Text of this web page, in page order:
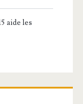
aide les